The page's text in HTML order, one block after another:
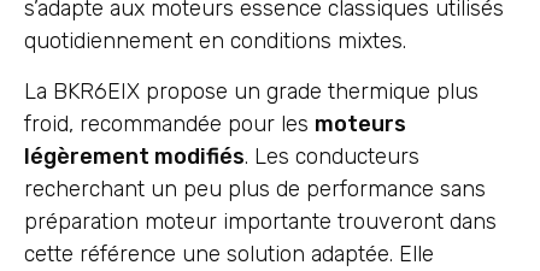
s’adapte aux moteurs essence classiques utilisés
quotidiennement en conditions mixtes.
La BKR6EIX propose un grade thermique plus
froid, recommandée pour les moteurs
légèrement modifiés. Les conducteurs
recherchant un peu plus de performance sans
préparation moteur importante trouveront dans
cette référence une solution adaptée. Elle